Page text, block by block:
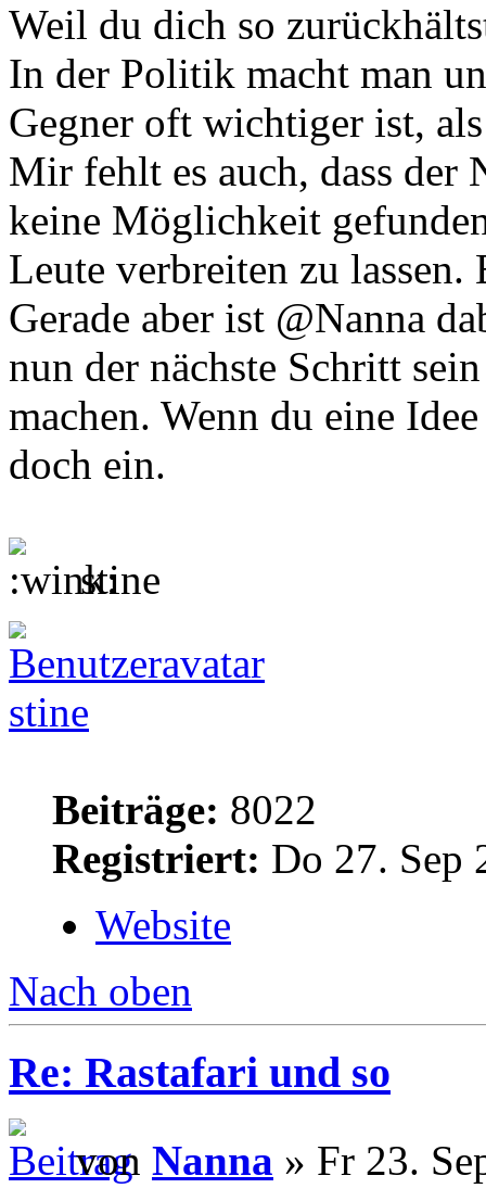
Weil du dich so
In der Politik macht man
Gegner oft wichtiger ist,
Mir fehlt es auch, dass der
keine Möglichkeit
Leute verbreiten zu
Gerade aber ist @Nanna
nun der nächste Schritt
machen. Wenn du eine
doch ein.
stine
stine
Beiträge: 8022
Registriert: Do 27. Sep
Website
Nach oben
Re: Rastafari und so
von Nanna » Fr 23.